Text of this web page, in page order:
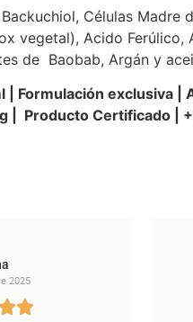
Células Madre
vegetal), Acido Ferúlico,
de Baobab, Argán y
| Formulación exclusiva |
| Producto Certificado |
2025